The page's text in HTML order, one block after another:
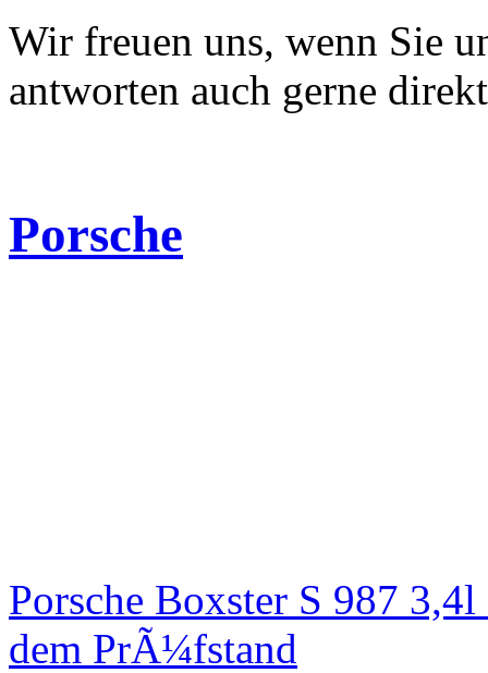
Wir freuen uns, wenn Sie
antworten auch gerne
Porsche
Porsche Boxster S 987
dem PrÃ¼fstand